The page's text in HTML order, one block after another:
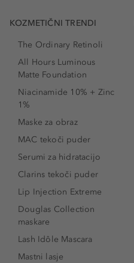
KOZMETIČNI TRENDI
The Ordinary Retinoli
All Hours Luminous
Matte Foundation
Niacinamide 10% + Zinc
1%
Maske za obraz
MAC tekoči puder
Serumi za hidratacijo
Clarins tekoči puder
Lip Injection Extreme
Douglas Collection
maskare
Lash Idôle Mascara
Mastni lasje